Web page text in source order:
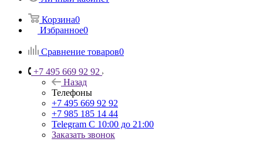
Корзина0
Избранное0
Сравнение товаров0
+7 495 669 92 92
Назад
Телефоны
+7 495 669 92 92
+7 985 185 14 44
Telegram С 10:00 до 21:00
Заказать звонок